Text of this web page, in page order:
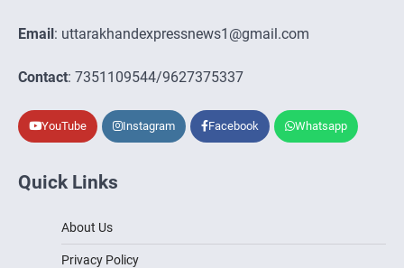
Email: uttarakhandexpressnews1@gmail.com
Contact: 7351109544/9627375337
YouTube Instagram Facebook Whatsapp
Quick Links
About Us
Privacy Policy